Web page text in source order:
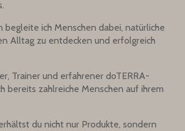
begleite ich Menschen dabei, natürliche
Alltag zu entdecken und erfolgreich
Trainer und erfahrener doTERRA-
bereits zahlreiche Menschen auf ihrem
du nicht nur Produkte, sondern